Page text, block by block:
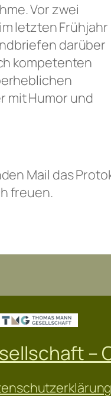
Vor zwei
letzten Frühjahr
darüber
kompetenten
mit Humor und
Mail das
freuen.
–